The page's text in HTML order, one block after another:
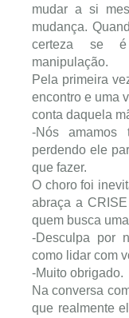
mudar a si
mudança.
certeza se
manipulação.
Pela primeira
encontro e uma
conta daquela
-Nós
perdendo ele
que fazer.
O choro foi
abraça a
quem busca
-Desculpa por
como lidar com
-Muito obrigado.
Na conversa
que realmente